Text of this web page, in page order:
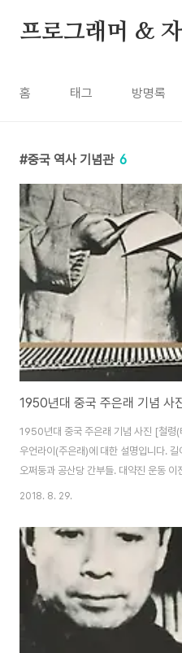
프로그래머 &
홈 태그 방명록
중국 역사 기념관 6
1950년대 중국 주은래 기념
1950년대 중국 주은래 기념 사진 [철령
우언라이(주은래)에 대한 설명입니다.
오쩌둥과 공산당 간부들. 대약진 운동
언라이(주은래)는 의견을 담아 글을 적음
했던 인물. 1952년 7월, 철도 개통을 축
주의자인 이사광李四光(리쓰광). 중국
그와 인사를 나누는 저우언라이(주은
을 부르는 저우언라이(주은래). 둥팡훙
사용된 중화인민공..
2018. 8. 29.